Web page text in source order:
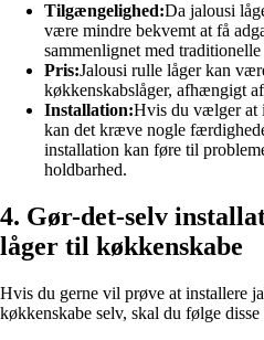
Tilgængelighed:Da jalousi
være mindre bekvemt at få
sammenlignet med traditionelle
Pris:Jalousi rulle låger kan
køkkenskabslåger, afhængigt
Installation:Hvis du vælger at
kan det kræve nogle
installation kan føre til
holdbarhed.
4. Gør-det-selv
låger til køkkenskabe
Hvis du gerne vil prøve at installere
køkkenskabe selv, skal du følge disse